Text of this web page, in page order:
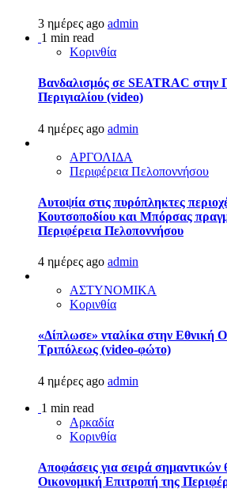
3 ημέρες ago admin
1 min read
Κορινθία
Βανδαλισμός σε SEATRAC στην
Περιγιαλίου (video)
4 ημέρες ago admin
ΑΡΓΟΛΙΔΑ
Περιφέρεια Πελοποννήσου
Αυτοψία στις πυρόπληκτες
Κουτσοποδίου και Μπόρσας
Περιφέρεια Πελοποννήσου
4 ημέρες ago admin
ΑΣΤΥΝΟΜΙΚΑ
Κορινθία
«Δίπλωσε» νταλίκα στην Εθνική
Τριπόλεως (video-φώτο)
4 ημέρες ago admin
1 min read
Αρκαδία
Κορινθία
Αποφάσεις για σειρά σημαντικών
Οικονομική Επιτροπή της